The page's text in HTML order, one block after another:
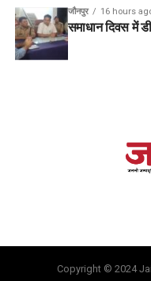
जौनपुर 16 hours
समाधान दिवस में
Copyright © 2024